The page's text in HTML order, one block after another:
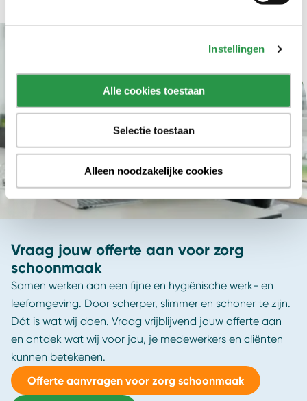
Instellingen
Alle cookies toestaan
Selectie toestaan
Alleen noodzakelijke cookies
Vraag jouw offerte aan voor zorg
schoonmaak
Samen werken aan een fijne en hygiënische werk- en
leefomgeving. Door scherper, slimmer en schoner te zijn.
Dát is wat wij doen. Vraag vrijblijvend jouw offerte aan
en ontdek wat wij voor jou, je medewerkers en cliënten
kunnen betekenen.
Offerte aanvragen voor zorg schoonmaak